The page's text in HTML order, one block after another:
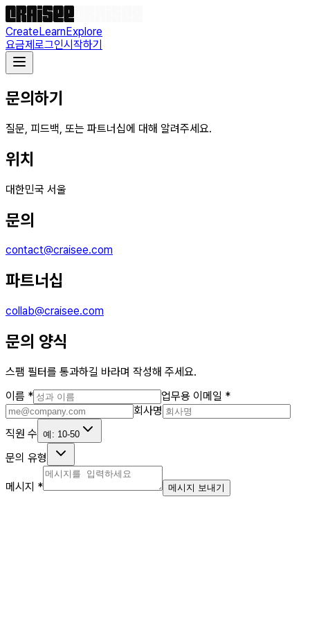
CreateLearnExplore
요금제로그인시작하기
문의하기
질문, 피드백, 또는 파트너십에 대해 알려주세요.
위치
대한민국 서울
문의
contact@craisee.com
파트너십
collab@craisee.com
문의 양식
스팸 필터를 통과하길 바라며 작성해 주세요.
이름 * 업무용 이메일 *
회사명
직원 수 예: 10-50
문의 유형
메시지 * 메시지 보내기